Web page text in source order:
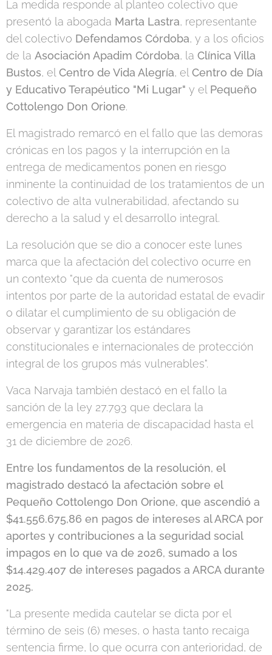
La medida responde al planteo colectivo que
presentó la abogada Marta Lastra, representante
del colectivo Defendamos Córdoba, y a los oficios
de la Asociación Apadim Córdoba, la Clínica Villa
Bustos, el Centro de Vida Alegría, el Centro de Día
y Educativo Terapéutico "Mi Lugar" y el Pequeño
Cottolengo Don Orione.
El magistrado remarcó en el fallo que las demoras
crónicas en los pagos y la interrupción en la
entrega de medicamentos ponen en riesgo
inminente la continuidad de los tratamientos de un
colectivo de alta vulnerabilidad, afectando su
derecho a la salud y el desarrollo integral.
La resolución que se dio a conocer este lunes
marca que la afectación del colectivo ocurre en
un contexto "que da cuenta de numerosos
intentos por parte de la autoridad estatal de evadir
o dilatar el cumplimiento de su obligación de
observar y garantizar los estándares
constitucionales e internacionales de protección
integral de los grupos más vulnerables".
Vaca Narvaja también destacó en el fallo la
sanción de la ley 27.793 que declara la
emergencia en materia de discapacidad hasta el
31 de diciembre de 2026.
Entre los fundamentos de la resolución, el
magistrado destacó la afectación sobre el
Pequeño Cottolengo Don Orione, que ascendió a
$41.556.675,86 en pagos de intereses al ARCA por
aportes y contribuciones a la seguridad social
impagos en lo que va de 2026, sumado a los
$14.429.407 de intereses pagados a ARCA durante
2025.
"La presente medida cautelar se dicta por el
término de seis (6) meses, o hasta tanto recaiga
sentencia firme, lo que ocurra con anterioridad, de